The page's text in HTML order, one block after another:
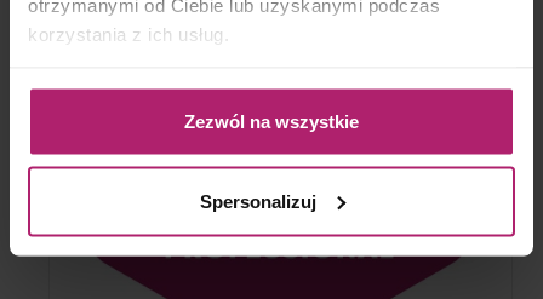
otrzymanymi od Ciebie lub uzyskanymi podczas
korzystania z ich usług.
Zezwól na wszystkie
Spersonalizuj